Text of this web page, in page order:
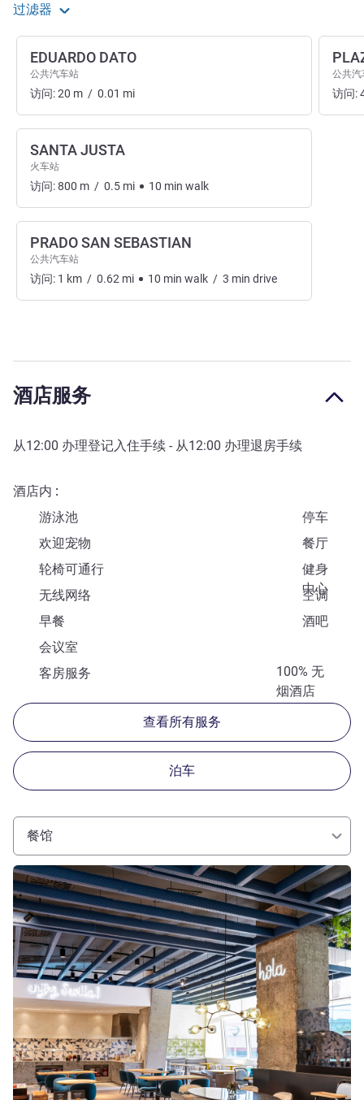
过滤器
EDUARDO DATO
公共汽车站
访问:20 m / 0.01 mi
SANTA JUSTA
火车站
访问:800 m / 0.5 mi 10 min walk
PRADO SAN SEBASTIAN
公共汽车站
访问: 1 km / 0.62 mi 10 min walk / 3 min drive
公共汽
访问:
酒店服务
从12:00 办理登记入住手续 - 从12:00 办理退房手续
酒店内
游泳池
停车
欢迎宠物
餐厅
轮椅可通行
健身
中心
无线网络
空调
早餐
酒吧
会议室
100% 无
烟酒店
客房服务
查看所有服务
泊车
餐馆
请参阅详情